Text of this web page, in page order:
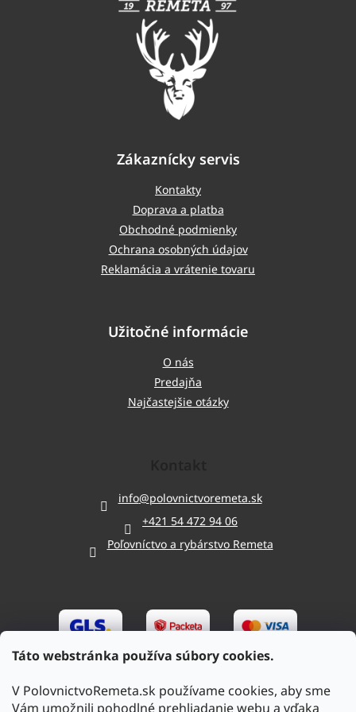
Táto webstránka používa súbory cookies.
V PolovnictvoRemeta.sk používame cookies, aby sme
Vám umožnili pohodlné prehliadanie webu a vďaka
Zákaznícky servis
Kontakty
Doprava a platba
Obchodné podmienky
Ochrana osobných údajov
Reklamácia a vrátenie tovaru
Užitočné informácie
O nás
Predajňa
Najčastejšie otázky
info@polovnictvoremeta.sk
+421 54 472 94 06
Poľovníctvo a rybárstvo Remeta